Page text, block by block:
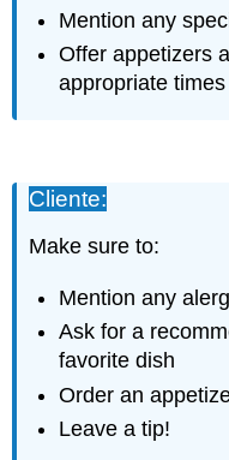
Mention any
Offer appetizers
appropriate times
Cliente:
Make sure to:
Mention any
Ask for a
favorite dish
Order an
Leave a tip!